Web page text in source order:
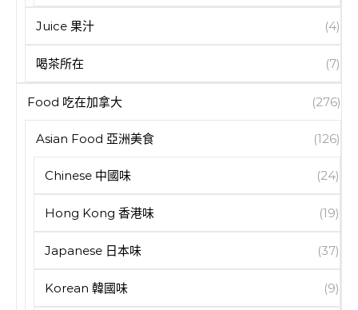
Juice 果汁 (4)
喝茶所在 (7)
Food 吃在加拿大 (276)
Asian Food 亞洲美食 (126)
Chinese 中國味 (24)
Hong Kong 香港味 (19)
Japanese 日本味 (37)
Korean 韓國味 (9)